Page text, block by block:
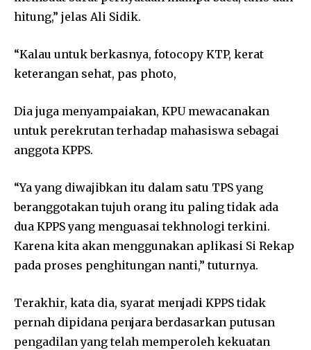
hitung,” jelas Ali Sidik.
“Kalau untuk berkasnya, fotocopy KTP, kerat
keterangan sehat, pas photo,
Dia juga menyampaiakan, KPU mewacanakan
untuk perekrutan terhadap mahasiswa sebagai
anggota KPPS.
“Ya yang diwajibkan itu dalam satu TPS yang
beranggotakan tujuh orang itu paling tidak ada
dua KPPS yang menguasai tekhnologi terkini.
Karena kita akan menggunakan aplikasi Si Rekap
pada proses penghitungan nanti,” tuturnya.
Terakhir, kata dia, syarat menjadi KPPS tidak
pernah dipidana penjara berdasarkan putusan
pengadilan yang telah memperoleh kekuatan